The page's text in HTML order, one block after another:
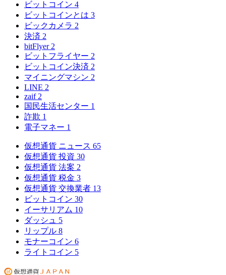
ビットコイン 4
ビットコインとは 3
ビックカメラ 2
決済 2
bitFlyer 2
ビットフライヤー 2
ビットコイン決済 2
マイニングマシン 2
LINE 2
zaif 2
国民生活センター 1
詐欺 1
電子マネー 1
仮想通貨 ニュース 65
仮想通貨 投資 30
仮想通貨 法案 2
仮想通貨 税金 3
仮想通貨 交換業者 13
ビットコイン 30
イーサリアム 10
ダッシュ 5
リップル 8
モナーコイン 6
ライトコイン 5